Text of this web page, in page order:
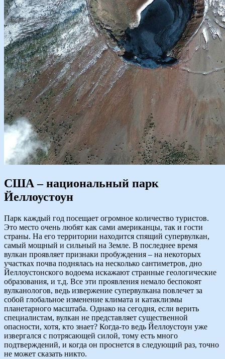
США – национальный парк
Йеллоустоун
Парк каждый год посещает огромное количество туристов.
Это место очень любят как сами американцы, так и гости
страны. На его территории находится спящий супервулкан,
самый мощный и сильный на Земле. В последнее время
вулкан проявляет признаки пробуждения – на некоторых
участках почва поднялась на несколько сантиметров, дно
Йеллоустонского водоема искажают странные геологические
образования, и т.д. Все эти проявления немало беспокоят
вулканологов, ведь извержение супервулкана повлечет за
собой глобальное изменение климата и катаклизмы
планетарного масштаба. Однако на сегодня, если верить
специалистам, вулкан не представляет существенной
опасности, хотя, кто знает? Когда-то ведь Йеллоустоун уже
извергался с потрясающей силой, тому есть много
подтверждений, и когда он проснется в следующий раз, точно
не может сказать никто.